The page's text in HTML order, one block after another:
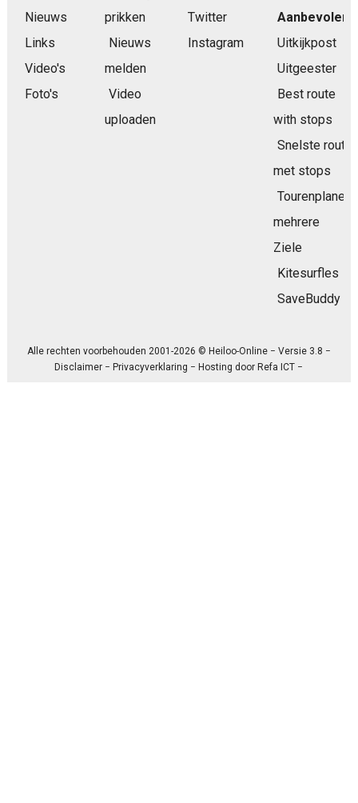
Nieuws
Links
Video's
Foto's
prikken
Nieuws
melden
Video
uploaden
Twitter
Instagram
Aanbevolen
Uitkijkpost
Uitgeester
Best route
with stops
Snelste route
met stops
Tourenplaner
mehrere
Ziele
Kitesurfles
SaveBuddy
Alle rechten voorbehouden 2001-2026 © Heiloo-Online − Versie 3.8 −
Disclaimer − Privacyverklaring − Hosting door Refa ICT −